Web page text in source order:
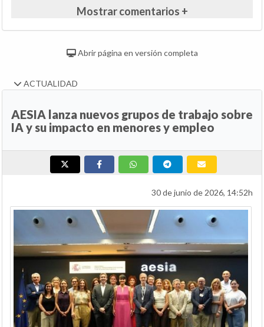
Mostrar comentarios +
Abrir página en versión completa
ACTUALIDAD
AESIA lanza nuevos grupos de trabajo sobre
IA y su impacto en menores y empleo
30 de junio de 2026, 14:52h